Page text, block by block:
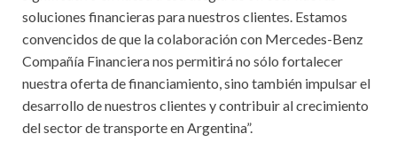
soluciones financieras para nuestros clientes. Estamos
convencidos de que la colaboración con Mercedes-Benz
Compañía Financiera nos permitirá no sólo fortalecer
nuestra oferta de financiamiento, sino también impulsar el
desarrollo de nuestros clientes y contribuir al crecimiento
del sector de transporte en Argentina”.